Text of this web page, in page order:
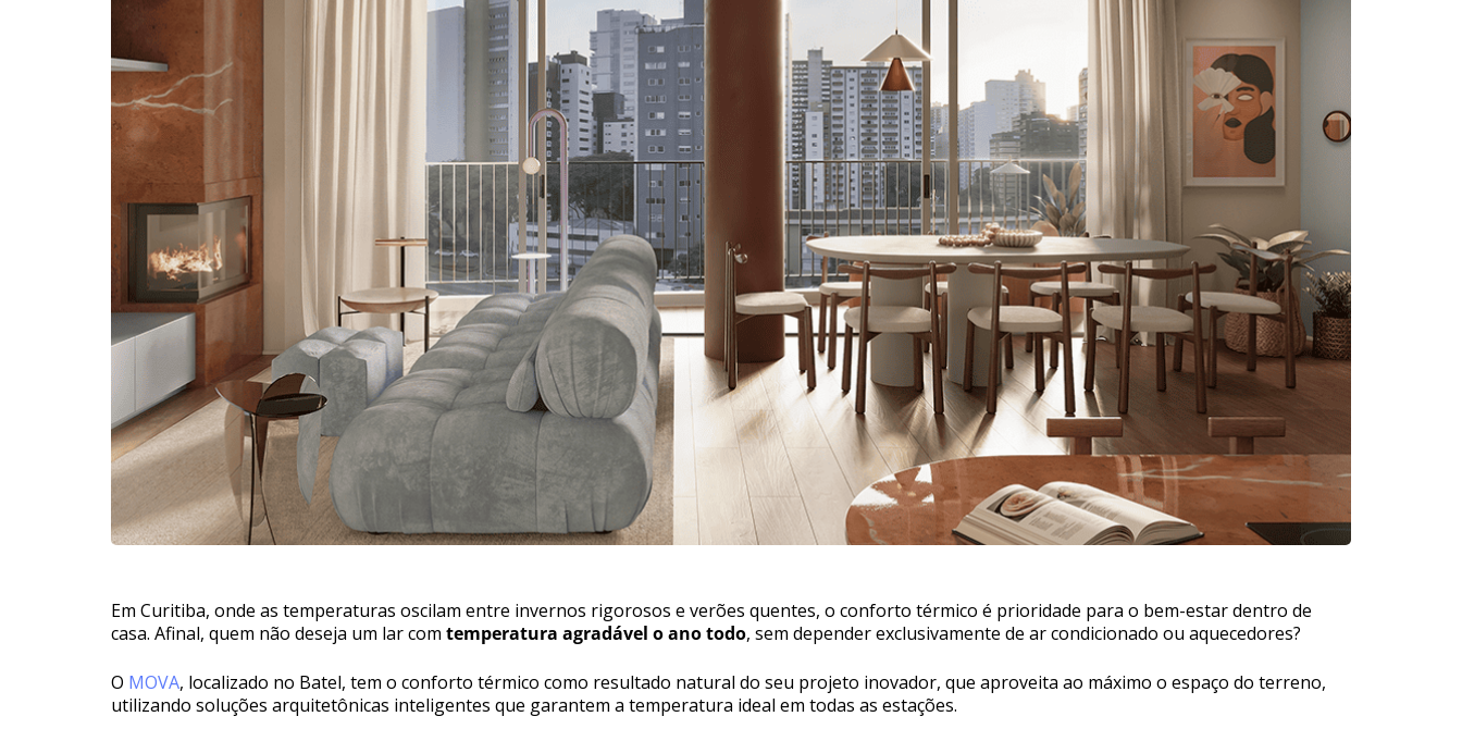
Em Curitiba, onde as temperaturas oscilam entre invernos rigorosos e verões quentes, o conforto térmico é prioridade para o bem-estar dentro de
casa. Afinal, quem não deseja um lar com temperatura agradável o ano todo, sem depender exclusivamente de ar condicionado ou aquecedores?
O MOVA, localizado no Batel, tem o conforto térmico como resultado natural do seu projeto inovador, que aproveita ao máximo o espaço do terreno,
utilizando soluções arquitetônicas inteligentes que garantem a temperatura ideal em todas as estações.